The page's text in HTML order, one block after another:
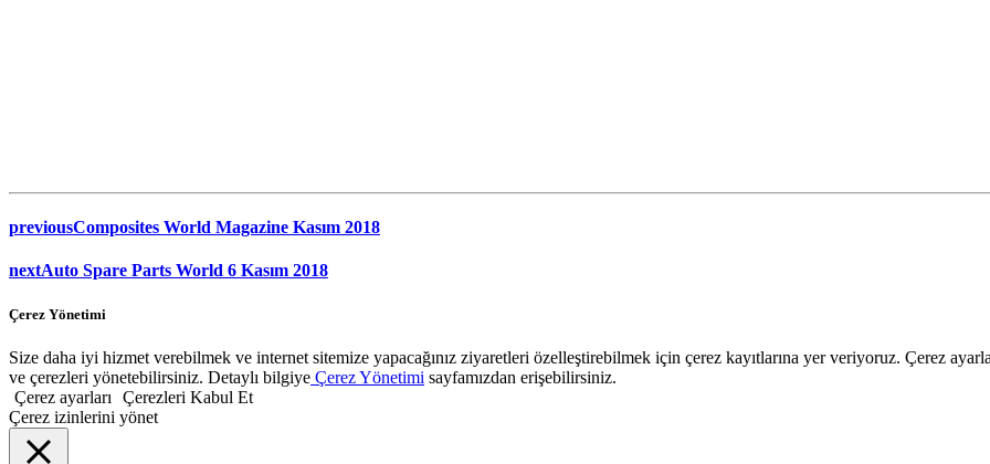
previousComposites World Magazine Kasım 2018
nextAuto Spare Parts World 6 Kasım 2018
Çerez Yönetimi
Size daha iyi hizmet verebilmek ve internet sitemize yapacağınız ziyaretleri özelleştirebilmek için çerez kayıtlarına yer veriyoruz. Çerez
ve çerezleri yönetebilirsiniz. Detaylı bilgiye Çerez Yönetimi sayfamızdan erişebilirsiniz.
Çerez ayarları
Çerezleri Kabul Et
Çerez izinlerini yönet